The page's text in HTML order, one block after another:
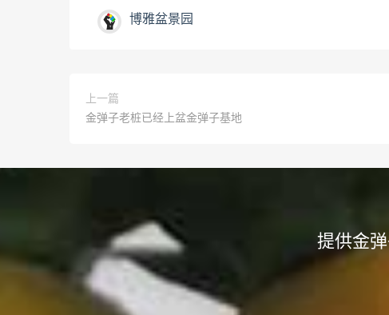
博雅盆景园
上一篇
金弹子老桩已经上盆金弹子基地
提供金